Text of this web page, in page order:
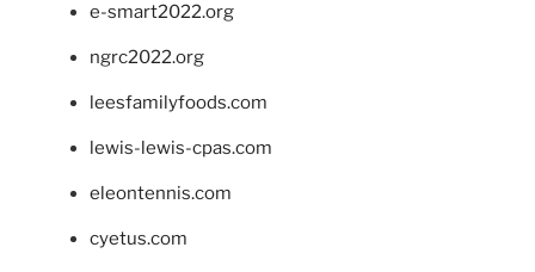
e-smart2022.org
ngrc2022.org
leesfamilyfoods.com
lewis-lewis-cpas.com
eleontennis.com
cyetus.com